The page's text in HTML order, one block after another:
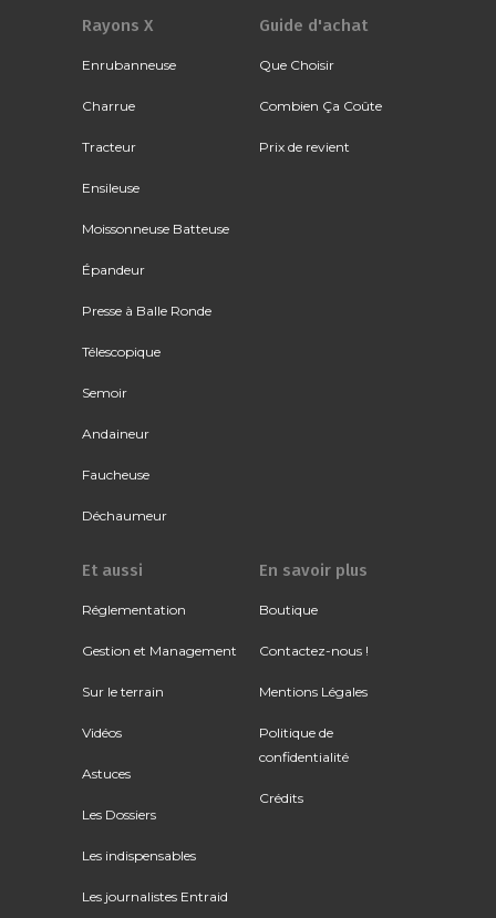
Rayons X
Enrubanneuse
Charrue
Tracteur
Ensileuse
Moissonneuse Batteuse
Épandeur
Presse à Balle Ronde
Télescopique
Semoir
Andaineur
Faucheuse
Déchaumeur
Guide d'achat
Que Choisir
Combien Ça Coûte
Prix de revient
Et aussi
Réglementation
Gestion et Management
Sur le terrain
Vidéos
Astuces
Les Dossiers
Les indispensables
Les journalistes Entraid
En savoir plus
Boutique
Contactez-nous !
Mentions Légales
Politique de
confidentialité
Crédits